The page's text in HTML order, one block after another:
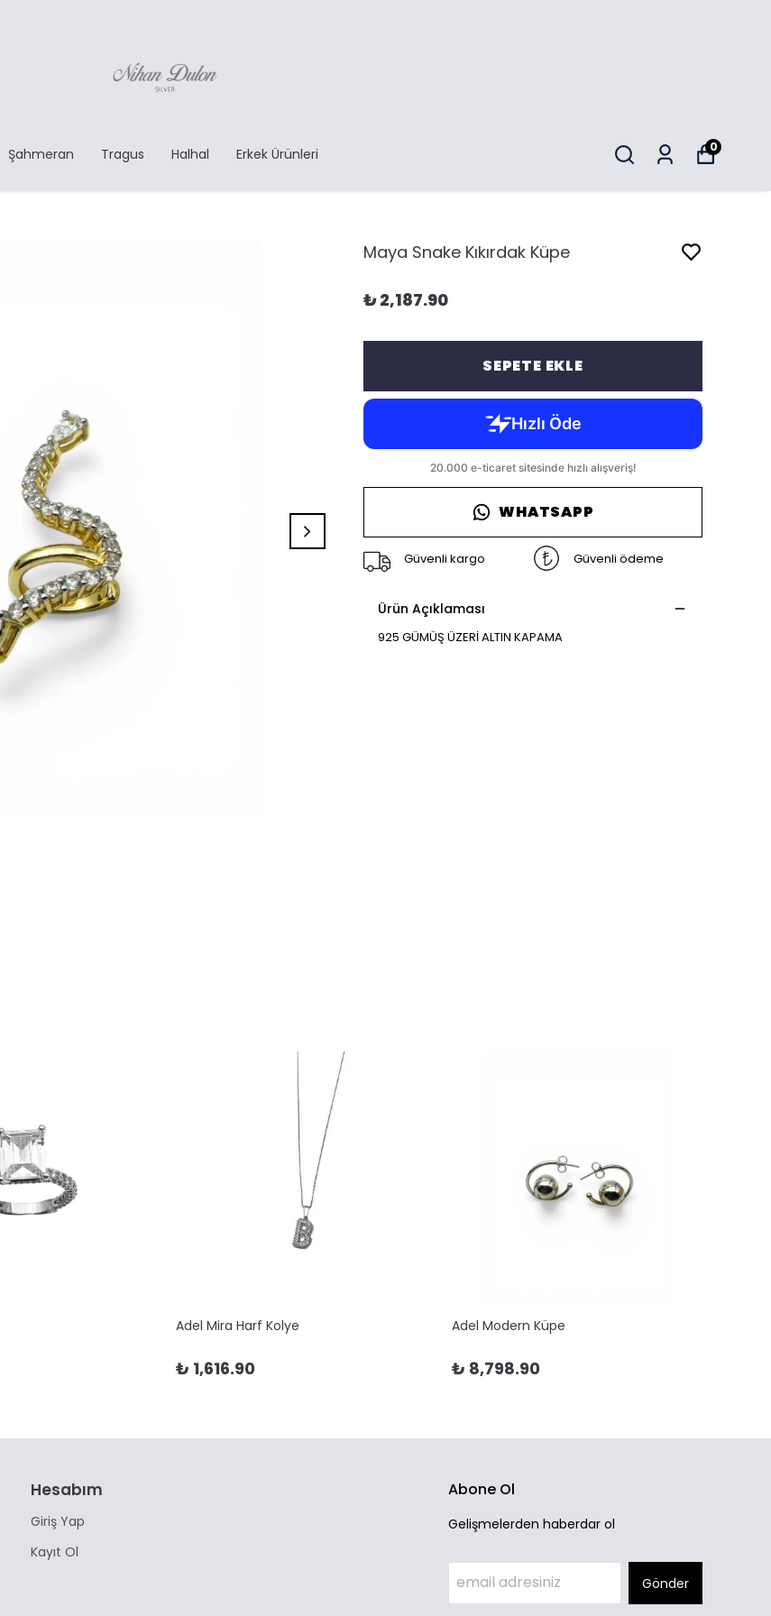
Şahmeran Tragus Halhal Erkek Ürünleri 0
Maya Snake Kıkırdak Küpe
₺ 2,187.90
SEPETE EKLE
WHATSAPP
Güvenli kargo Güvenli ödeme
Ürün Açıklaması
925 GÜMÜŞ ÜZERİ ALTIN KAPAMA
Adel Mira Harf Kolye
₺ 1,616.90
Adel Modern Küpe
₺ 8,798.90
Hesabım
Giriş Yap
Kayıt Ol
Abone Ol
Gelişmelerden haberdar ol
Gönder